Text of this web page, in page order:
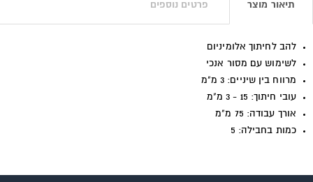
תיאור מוצר פרטים נוספים
להב לחיתוך אלומיניום
לשימוש עם מסור אנכי
מרווח בין שיניים: 3 מ"מ
עובי חיתוך: 15 - 3 מ"מ
אורך עבודה: 75 מ"מ
כמות בחבילה: 5